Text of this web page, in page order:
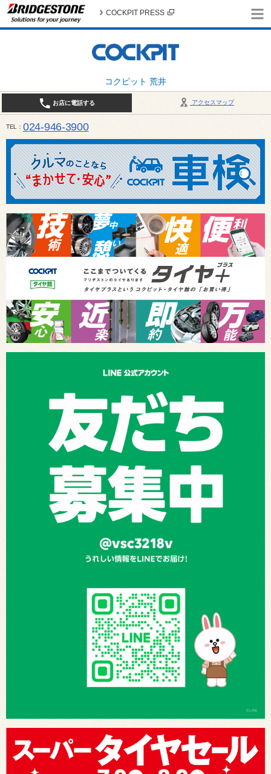
コクピット 荒井
COCKPIT PRESS
アクセスマップ
お店に電話する
TEL 024-946-3900
平日 9:30～19:00 日・祝日 9:30～18:00 / 定休日：毎週火曜日・繁忙期（4月・12月）を除
ご確認ください。